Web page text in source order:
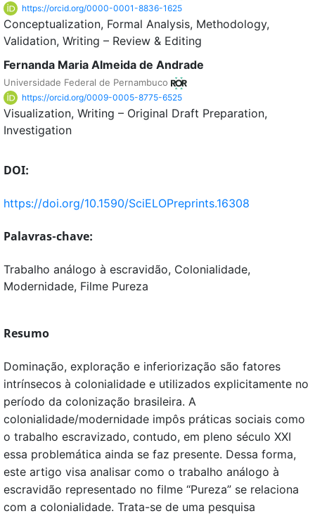
https://orcid.org/0000-0001-8836-1625
Conceptualization Formal Analysis Methodology
Validation Writing – Review & Editing
Fernanda Maria Almeida de Andrade
Universidade Federal de Pernambuco
https://orcid.org/0009-0005-8775-6525
Visualization Writing – Original Draft Preparation
Investigation
DOI:
https://doi.org/10.1590/SciELOPreprints.16308
Palavras-chave:
Trabalho análogo à escravidão, Colonialidade,
Modernidade, Filme Pureza
Resumo
Dominação, exploração e inferiorização são fatores
intrínsecos à colonialidade e utilizados explicitamente no
período da colonização brasileira. A
colonialidade/modernidade impôs práticas sociais como
o trabalho escravizado, contudo, em pleno século XXI
essa problemática ainda se faz presente. Dessa forma,
este artigo visa analisar como o trabalho análogo à
escravidão representado no filme “Pureza” se relaciona
com a colonialidade. Trata-se de uma pesquisa